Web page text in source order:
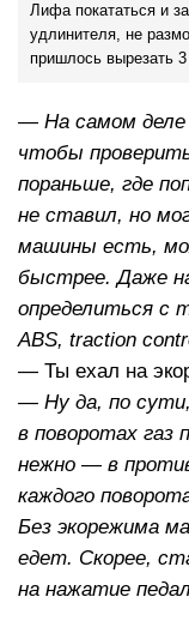
Лифа покататься и
удлинителя, не
пришлось вырезать
— На самом деле
чтобы
пораньше, где
не ставил, но
машины есть,
быстрее. Даже
определиться с
ABS, traction
— Ты ехал на
— Ну да, по
в поворотах газ
нежно — в
каждого
Без экорежима
едет. Скорее,
на нажатие